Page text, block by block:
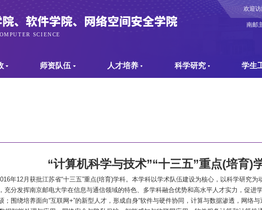
欢迎
南邮
师资队伍 人才培养 科学研究 学生
“计算机科学与技术”“十三五”重点(培育)
年12月获批江苏省“十三五”重点(培育)学科。本学科以学术队伍建设为核心，以科学研究
充分发挥南京邮电大学在信息与通信领域的特色、多学科融合优势和高水平人才实力，促进
；围绕培养面向“互联网+”的新型人才，形成自身“软件与硬件协同，计算与数据渗透，网络